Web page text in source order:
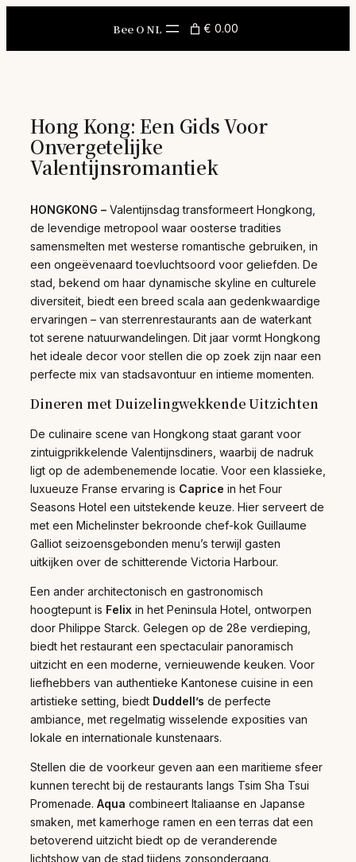
Bee O NL € 0.00
Hong Kong: Een Gids Voor
Onvergetelijke
Valentijnsromantiek
HONGKONG – Valentijnsdag transformeert Hongkong,
de levendige metropool waar oosterse tradities
samensmelten met westerse romantische gebruiken, in
een ongeëvenaard toevluchtsoord voor geliefden. De
stad, bekend om haar dynamische skyline en culturele
diversiteit, biedt een breed scala aan gedenkwaardige
ervaringen – van sterrenrestaurants aan de waterkant
tot serene natuurwandelingen. Dit jaar vormt Hongkong
het ideale decor voor stellen die op zoek zijn naar een
perfecte mix van stadsavontuur en intieme momenten.
Dineren met Duizelingwekkende Uitzichten
De culinaire scene van Hongkong staat garant voor
zintuigprikkelende Valentijnsdiners, waarbij de nadruk
ligt op de adembenemende locatie. Voor een klassieke,
luxueuze Franse ervaring is Caprice in het Four
Seasons Hotel een uitstekende keuze. Hier serveert de
met een Michelinster bekroonde chef-kok Guillaume
Galliot seizoensgebonden menu’s terwijl gasten
uitkijken over de schitterende Victoria Harbour.
Een ander architectonisch en gastronomisch
hoogtepunt is Felix in het Peninsula Hotel, ontworpen
door Philippe Starck. Gelegen op de 28e verdieping,
biedt het restaurant een spectaculair panoramisch
uitzicht en een moderne, vernieuwende keuken. Voor
liefhebbers van authentieke Kantonese cuisine in een
artistieke setting, biedt Duddell’s de perfecte
ambiance, met regelmatig wisselende exposities van
lokale en internationale kunstenaars.
Stellen die de voorkeur geven aan een maritieme sfeer
kunnen terecht bij de restaurants langs Tsim Sha Tsui
Promenade. Aqua combineert Italiaanse en Japanse
smaken, met kamerhoge ramen en een terras dat een
betoverend uitzicht biedt op de veranderende
lichtshow van de stad tijdens zonsondergang.